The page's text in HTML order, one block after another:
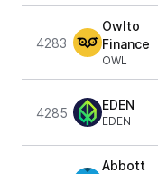
4283
Owlto
Finance
OWL
4285
EDEN
EDEN
Abbott